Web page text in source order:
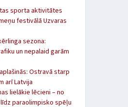
sporta aktivitātes
festivālā Uzvaras
sezona:
un nepalaid garām
Ostravā starp
arī Latvija
lielākie lēcieni – no
paraolimpisko spēļu